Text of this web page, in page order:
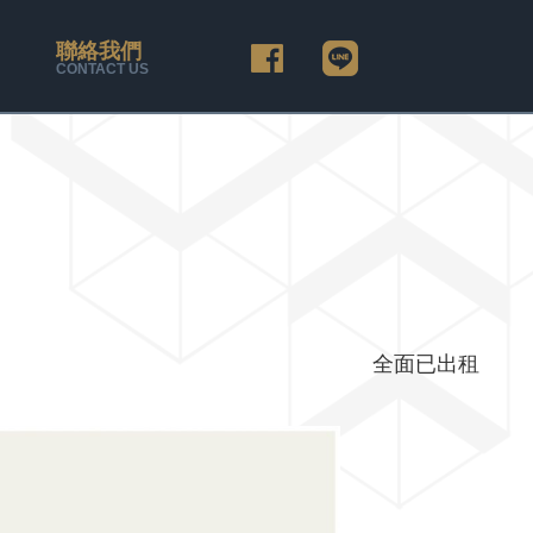
聯絡我們
CONTACT US
全面已出租